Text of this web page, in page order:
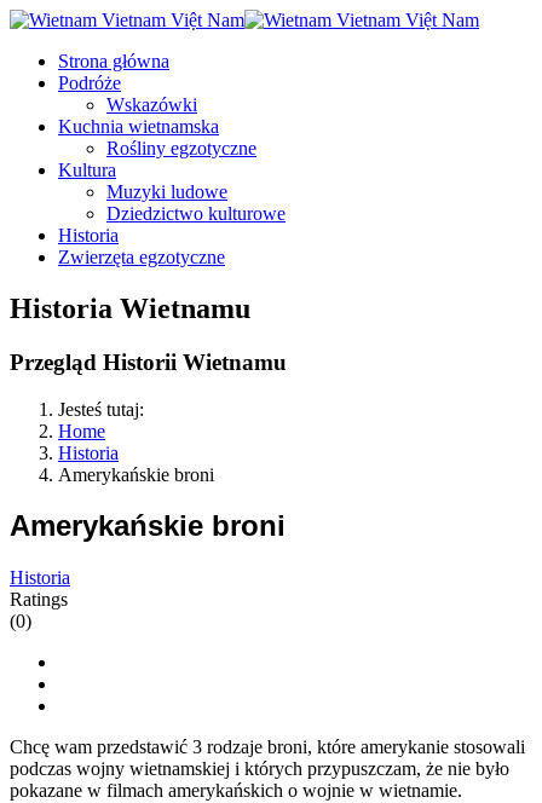
Strona główna
Podróże
Wskazówki
Kuchnia wietnamska
Rośliny egzotyczne
Kultura
Muzyki ludowe
Dziedzictwo kulturowe
Historia
Zwierzęta egzotyczne
Historia Wietnamu
Przegląd Historii Wietnamu
Jesteś tutaj:
Home
Historia
Amerykańskie broni
Amerykańskie broni
Historia
Ratings
(0)
Chcę wam przedstawić 3 rodzaje broni, które amerykanie stosowali
podczas wojny wietnamskiej i których przypuszczam, że nie było
pokazane w filmach amerykańskich o wojnie w wietnamie.